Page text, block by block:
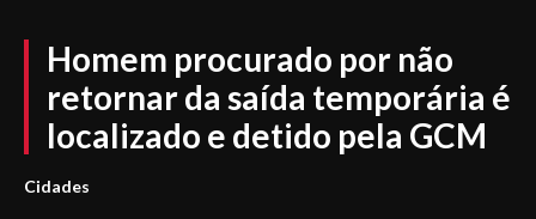
Homem procurado por não
retornar da saída temporária é
localizado e detido pela GCM
Cidades